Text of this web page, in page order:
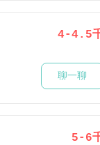
4-4.5
聊一聊
5-6